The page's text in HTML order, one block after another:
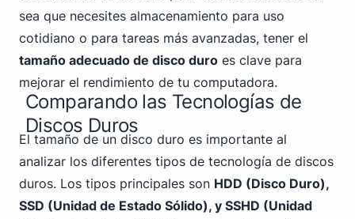
sea que necesites almacenamiento para uso
cotidiano o para tareas más avanzadas, tener el
tamaño adecuado de disco duro es clave para
mejorar el rendimiento de tu computadora.
Comparando las Tecnologías de
Discos Duros
El tamaño de un disco duro es importante al
analizar los diferentes tipos de tecnología de discos
duros. Los tipos principales son HDD (Disco Duro),
SSD (Unidad de Estado Sólido), y SSHD (Unidad